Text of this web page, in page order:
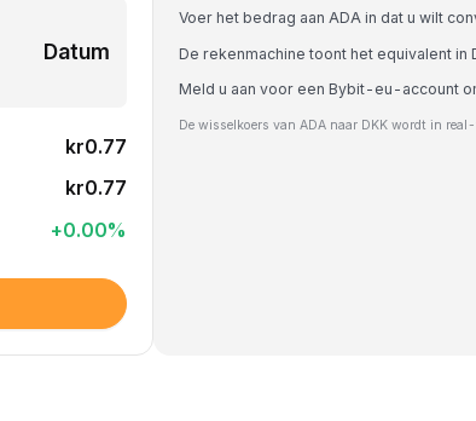
Datum
kr0.77
kr0.77
+0.00%
Voer het bedrag aan ADA in dat u wilt
De rekenmachine toont het equivalent in
Meld u aan voor een Bybit-eu-account
De wisselkoers van ADA naar DKK wordt in